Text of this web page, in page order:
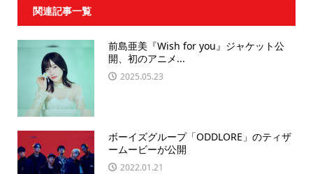
関連記事一覧
前島亜美『Wish for you』ジャケット公
開、初のアニメ...
2025.05.23
ボーイズグループ「ODDLORE」のティザ
ームービーが公開
2022.01.21